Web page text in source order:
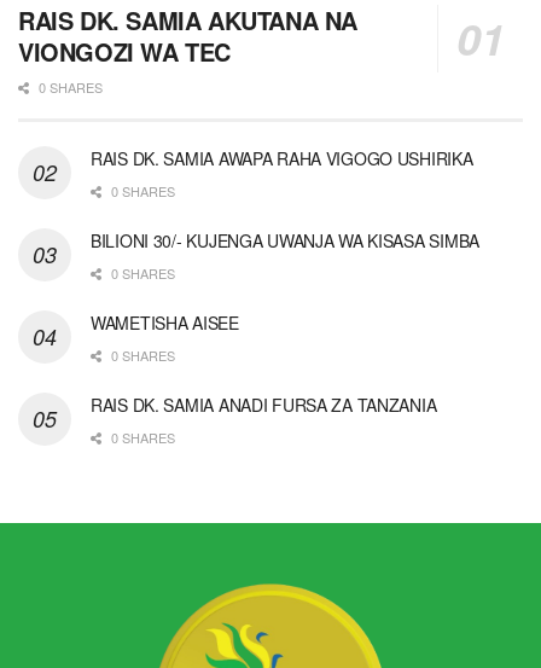
RAIS DK. SAMIA AKUTANA NA
VIONGOZI WA TEC
0 SHARES
RAIS DK. SAMIA AWAPA RAHA VIGOGO USHIRIKA
0 SHARES
BILIONI 30/- KUJENGA UWANJA WA KISASA SIMBA
0 SHARES
WAMETISHA AISEE
0 SHARES
RAIS DK. SAMIA ANADI FURSA ZA TANZANIA
0 SHARES